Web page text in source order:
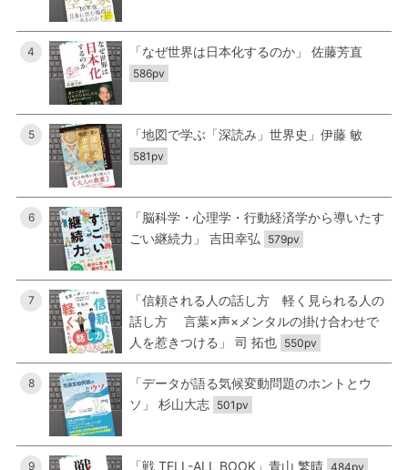
4 「なぜ世界は日本化するのか」 佐藤芳直
586pv
5 「地図で学ぶ「深読み」世界史」伊藤 敏
581pv
6
「脳科学・心理学・行動経済学から導いたす
ごい継続力」 吉田幸弘
579pv
7
「信頼される人の話し方 軽く見られる人の
話し方 言葉×声×メンタルの掛け合わせで
人を惹きつける」 司 拓也 550pv
8
「データが語る気候変動問題のホントとウ
ソ」 杉山大志 501pv
9 「戦 TELL-ALL BOOK」青山 繁晴 484pv